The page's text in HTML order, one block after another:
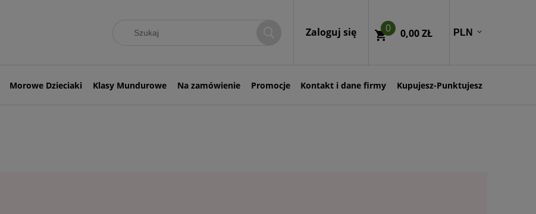
Zaloguj się 0 0,00 ZŁ
Morowe Dzieciaki Klasy Mundurowe Na zamówienie Promocje Kontakt i dane firmy Kupujesz-Punktujesz